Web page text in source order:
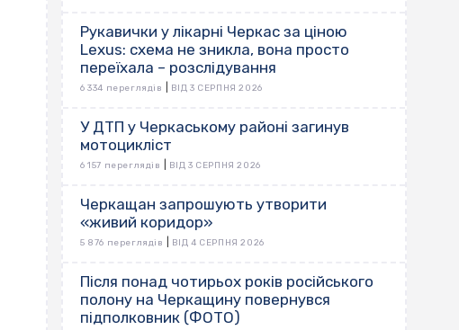
Рукавички у лікарні Черкас за ціною
Lexus: схема не зникла, вона просто
переїхала – розслідування
6 334 переглядів ВІД 3 СЕРПНЯ 2026
У ДТП у Черкаському районі загинув
мотоцикліст
6 157 переглядів ВІД 3 СЕРПНЯ 2026
Черкащан запрошують утворити
«живий коридор»
5 876 переглядів ВІД 4 СЕРПНЯ 2026
Після понад чотирьох років російського
полону на Черкащину повернувся
підполковник (ФОТО)